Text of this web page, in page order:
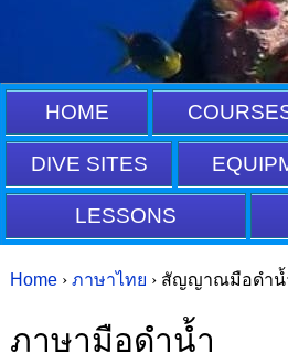
HOME
DIVE SITES
LESSONS
Home › ภาษาไทย › สัญญาณมือดำน้
ภาษามือดำน้ำ